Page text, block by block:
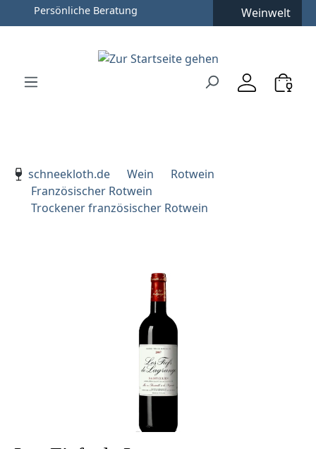
Zum Hauptinhalt springen
Zur Hauptnavigation springen
Weinwelt
schneekloth.de
Wein
Rotwein
Französischer Rotwein
Trockener französischer Rotwein
Bildergalerie überspringen